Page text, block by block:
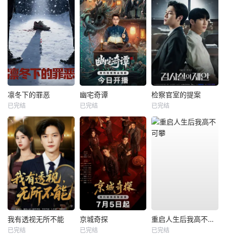
凛冬下的罪恶
已完结
幽宅奇谭
已完结
检察官室的提案
已完结
我有透视无所不能
已完结
京城奇探
已完结
重启人生后我高不可攀
已完结